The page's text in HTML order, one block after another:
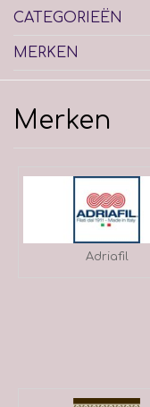
CATEGORIEËN
MERKEN
Merken
Adriafil